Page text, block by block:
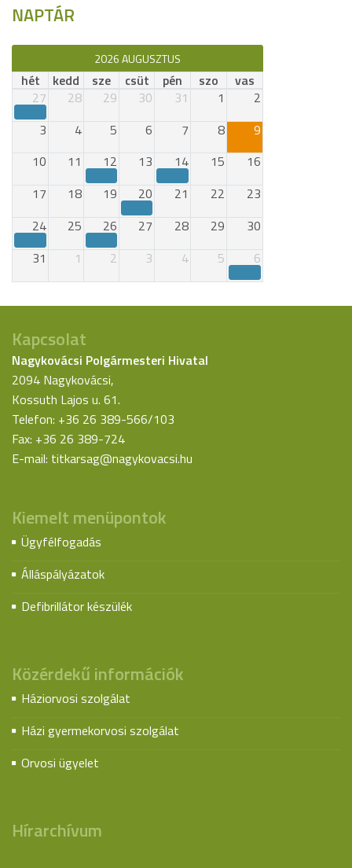
NAPTÁR
2026 AUGUSZTUS
hét kedd sze csüt pén szo
vas
27
28 29 30 31 1
2
3
4 5 6 7 8
9
10
11 12 13 14 15
16
17
18 19 20 21 22
23
24
25 26 27 28 29
30
31
1 2 3 4 5 6
Kapcsolat
Nagykovácsi Polgármesteri Hivatal
2094 Nagykovácsi,
Kossuth Lajos u. 61.
Telefon: +36 26 389-566/103
Fax: +36 26 389-724
E-mail: titkarsag@nagykovacsi.hu
Kiemelt menüpontok
Ügyfélfogadás
Álláspályázatok
Defibrillátor készülék
Közérdekű információk
Háziorvosi szolgálat
Házi gyermekorvosi szolgálat
Orvosi ügyelet
Hírarchívum